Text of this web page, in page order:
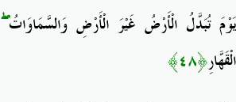
يَوْمَ تُبَدَّلُ الْأَرْضُ غَيْرَ الْأَرْضِ وَالسَّمَاوَاتُۖ
الْقَهَّارِ﴿٤٨﴾